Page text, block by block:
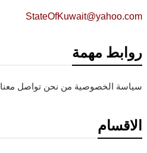
StateOfKuwait@yahoo.com
روابط مهمة
سياسة الخصوصية من نحن تواصل معنا
الاقسام